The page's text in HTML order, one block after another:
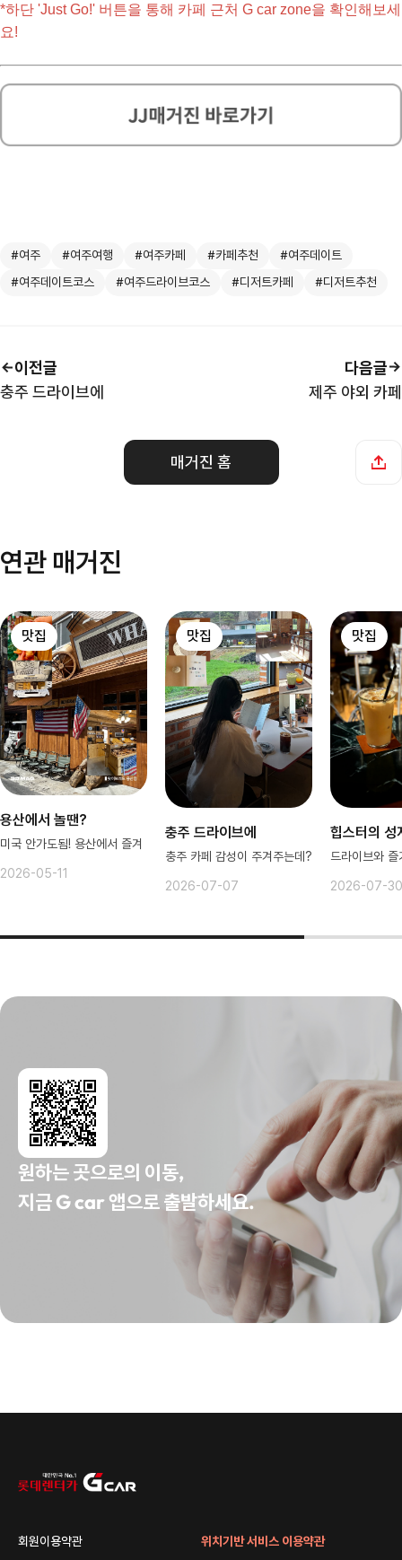
*하단 'Just Go!' 버튼을 통해 카페 근처 G car zone을 확인해보세
요!
#여주 #여주여행 #여주카페 #카페추천
#여주데이트
#여주데이트코스
#여주드라이브코스 #디저트카페 #디저트추천
이전글
충주 드라이브에
제주 야외 카페
다음글
매거진 홈
연관 매거진
맛집
용산에서 놀땐?
미국 안가도됨! 용산에서 즐겨
2026-05-11
맛집
충주 드라이브에
충주 카페 감성이 주겨주는데?
2026-07-07
맛집
힙스터의 성
2026-07-30
원하는 곳으로의 이동,
지금 G car 앱으로 출발하세요.
회원이용약관 위치기반 서비스 이용약관